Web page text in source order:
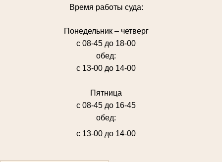
Время работы суда:
Понедельник – четверг
с 08-45 до 18-00
обед:
с 13-00 до 14-00
Пятница
с 08-45 до 16-45
обед:
с 13-00 до 14-00